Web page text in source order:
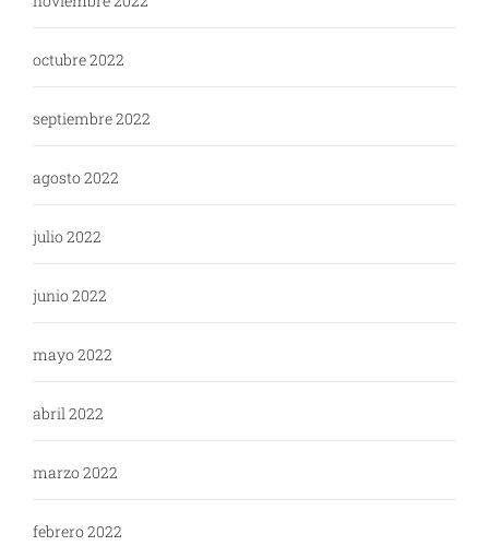
octubre 2022
septiembre 2022
agosto 2022
julio 2022
junio 2022
mayo 2022
abril 2022
marzo 2022
febrero 2022